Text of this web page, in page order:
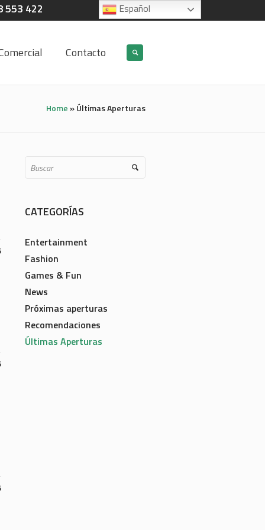
553 422
Contacto
Home »Últimas Aperturas
CATEGORÍAS
Entertainment
Fashion
Games & Fun
News
Próximas aperturas
Recomendaciones
Últimas Aperturas
Español